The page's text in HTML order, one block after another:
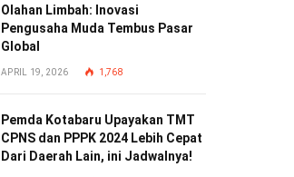
Olahan Limbah: Inovasi
Pengusaha Muda Tembus Pasar
Global
APRIL 19, 2026 1,768
Pemda Kotabaru Upayakan TMT
CPNS dan PPPK 2024 Lebih Cepat
Dari Daerah Lain, ini Jadwalnya!